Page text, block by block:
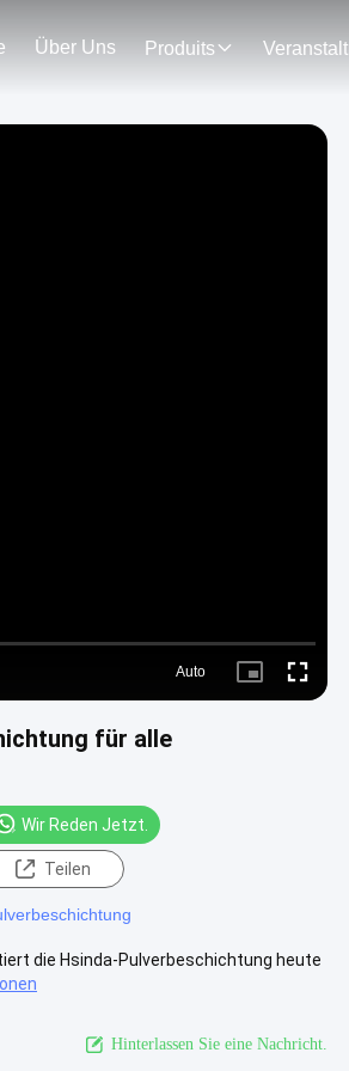
Über Uns Produits
Auto
Picture- Fullscreen
für alle
Wir Reden Jetzt.
Teilen
die Hsinda-Pulverbeschichtung heute
Hinterlassen Sie eine Nachricht.